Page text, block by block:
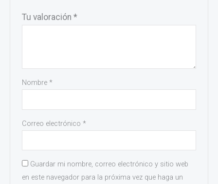
Tu valoración*
Nombre*
Correo electrónico*
Guardar mi nombre, correo electrónico y sitio web
en este navegador para la próxima vez que haga un